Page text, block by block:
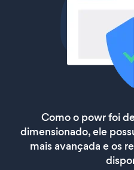
Como o powr foi
dimensionado, ele
mais avançada e os